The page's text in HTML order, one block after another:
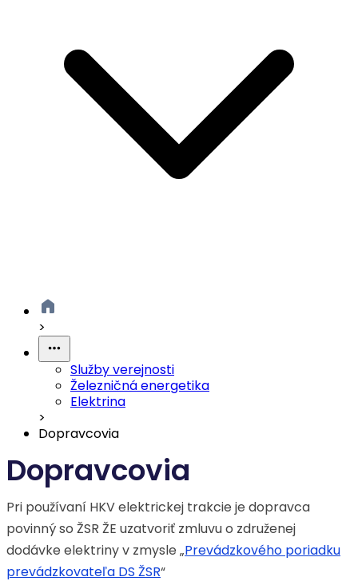
>
Služby verejnosti
Železničná energetika
Elektrina
>
Dopravcovia
Dopravcovia
Pri používaní HKV elektrickej trakcie je dopravca
povinný so ŽSR ŽE uzatvoriť zmluvu o združenej
dodávke elektriny v zmysle „Prevádzkového poriadku
prevádzkovateľa DS ŽSR“